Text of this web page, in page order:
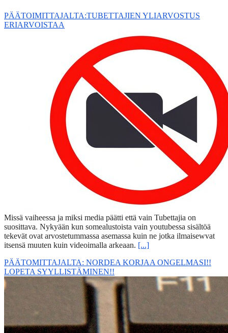
PÄÄTOIMITTAJALTA:TUBETTAJIEN YLIARVOSTUS
ERIARVOISTAA
Missä vaiheessa ja miksi media päätti että vain Tubettajia on
suosittava. Nykyään kun somealustoista vain youtubessa sisältöä
tekevät ovat arvostetummassa asemassa kuin ne jotka ilmaisewvat
itsensä muuten kuin videoimalla arkeaan. [...]
PÄÄTOMITTAJALTA: NORDEA KORJAA ONGELMASI!!
LOPETA SYYLLISTÄMINEN!!